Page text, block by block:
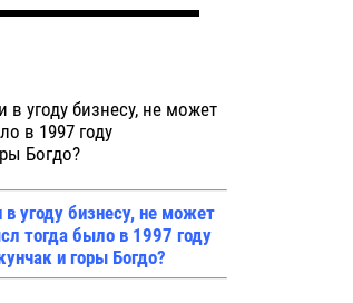
в угоду бизнесу, не может
в 1997 году
Богдо?
угоду бизнесу, не может
тогда было в 1997 году
и горы Богдо?